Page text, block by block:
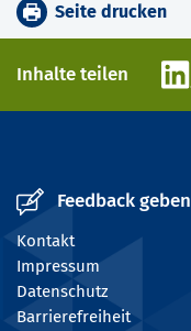
Seite drucken
Inhalte teilen
Feedback geben
Kontakt
Impressum
Datenschutz
Barrierefreiheit